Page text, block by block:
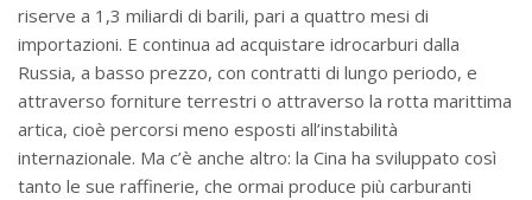
riserve a 1,3 miliardi di barili, pari a quattro mesi di
importazioni. E continua ad acquistare idrocarburi dalla
Russia, a basso prezzo, con contratti di lungo periodo, e
attraverso forniture terrestri o attraverso la rotta marittima
artica, cioè percorsi meno esposti all’instabilità
internazionale. Ma c’è anche altro: la Cina ha sviluppato così
tanto le sue raffinerie, che ormai produce più carburanti